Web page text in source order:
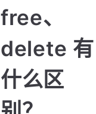
free、
delete 有
什么区